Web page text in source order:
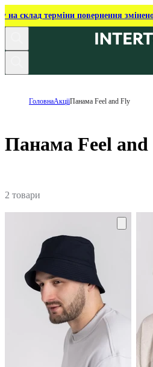
на склад терміни повернення
ГоловнаАкціїПанама Feel and Fly
Панама Feel
2 товари